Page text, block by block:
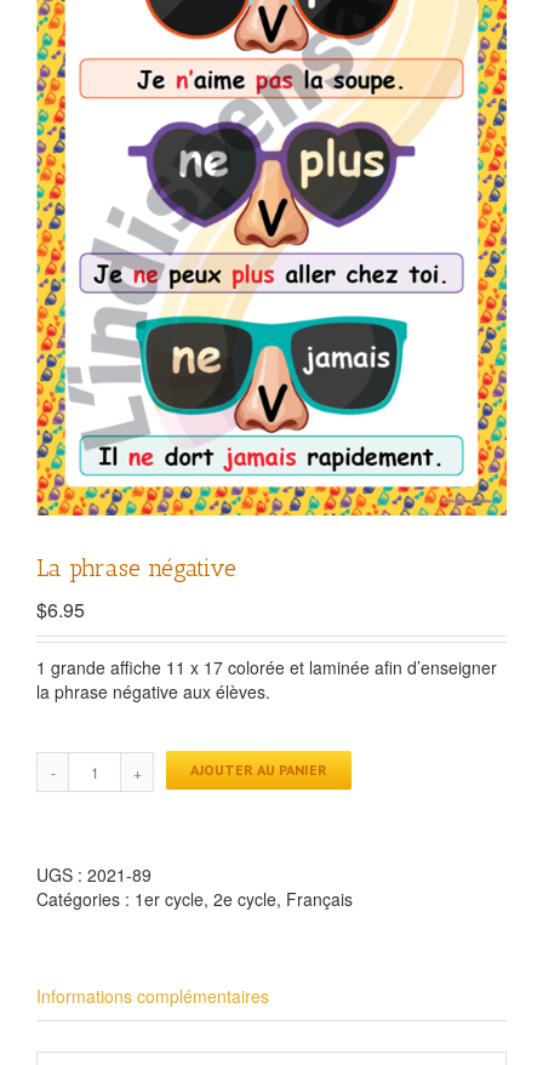
La phrase négative
$6.95
1 grande affiche 11 x 17 colorée et laminée afin d’enseigner
la phrase négative aux élèves.
AJOUTER AU PANIER
UGS : 2021-89
Catégories : 1er cycle, 2e cycle, Français
Informations complémentaires